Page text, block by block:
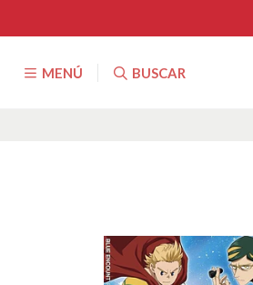
MENÚ BUSCAR